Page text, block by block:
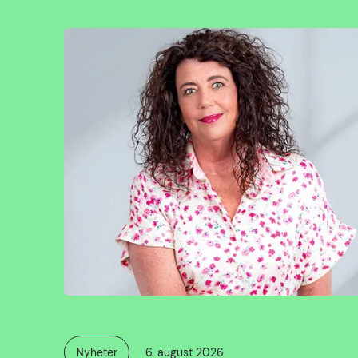
Nyheter Publisert
6. august 2026